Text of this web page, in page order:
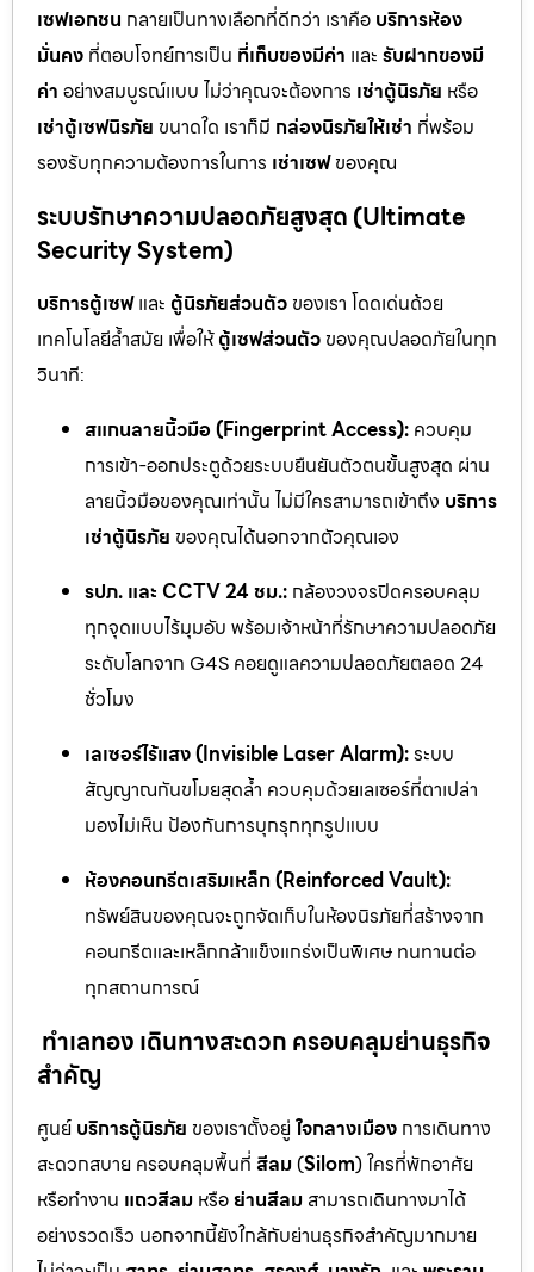
เซฟเอกชน กลายเป็นทางเลือกที่ดีกว่า เราคือ บริการห้อง
มั่นคง ที่ตอบโจทย์การเป็น ที่เก็บของมีค่า และ รับฝากของมี
ค่า อย่างสมบูรณ์แบบ ไม่ว่าคุณจะต้องการ เช่าตู้นิรภัย หรือ
เช่าตู้เซฟนิรภัย ขนาดใด เราก็มี กล่องนิรภัยให้เช่า ที่พร้อม
รองรับทุกความต้องการในการ เช่าเซฟของคุณ
ระบบรักษาความปลอดภัยสูงสุด (Ultimate
Security System)
บริการตู้เซฟและ ตู้นิรภัยส่วนตัว ของเรา โดดเด่นด้วย
เทคโนโลยีล้ำสมัย เพื่อให้ตู้เซฟส่วนตัว ของคุณปลอดภัยในทุก
วินาที:
สแกนลายนิ้วมือ (Fingerprint Access): ควบคุม
การเข้า-ออกประตูด้วยระบบยืนยันตัวตนขั้นสูงสุด ผ่าน
ลายนิ้วมือของคุณเท่านั้น ไม่มีใครสามารถเข้าถึง บริการ
เช่าตู้นิรภัย ของคุณได้นอกจากตัวคุณเอง
รปภ. และ CCTV 24 ชม.: กล้องวงจรปิดครอบคลุม
ทุกจุดแบบไร้มุมอับ พร้อมเจ้าหน้าที่รักษาความปลอดภัย
ระดับโลกจาก G4S คอยดูแลความปลอดภัยตลอด 24
ชั่วโมง
เลเซอร์ไร้แสง (Invisible Laser Alarm):ระบบ
สัญญาณกันขโมยสุดล้ำ ควบคุมด้วยเลเซอร์ที่ตาเปล่า
มองไม่เห็น ป้องกันการบุกรุกทุกรูปแบบ
ห้องคอนกรีตเสริมเหล็ก (Reinforced Vault):
ทรัพย์สินของคุณจะถูกจัดเก็บในห้องนิรภัยที่สร้างจาก
คอนกรีตและเหล็กกล้าแข็งแกร่งเป็นพิเศษ ทนทานต่อ
ทุกสถานการณ์
ทำเลทอง เดินทางสะดวก ครอบคลุมย่านธุรกิจ
สำคัญ
ศูนย์ บริการตู้นิรภัย ของเราตั้งอยู่ ใจกลางเมือง การเดินทาง
สะดวกสบาย ครอบคลุมพื้นที่ สีลม(Silom) ใครที่พักอาศัย
หรือทำงาน แถวสีลม หรือย่านสีลม สามารถเดินทางมาได้
อย่างรวดเร็ว นอกจากนี้ยังใกล้กับย่านธุรกิจสำคัญมากมาย